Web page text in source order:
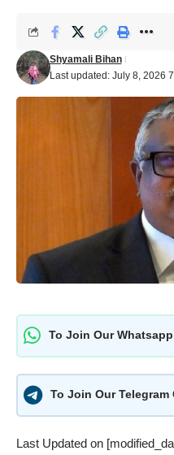
Last updated: July 8, 2026
Shyamali Bihan
To Join Our Whatsapp
To Join Our Telegram
Last Updated on